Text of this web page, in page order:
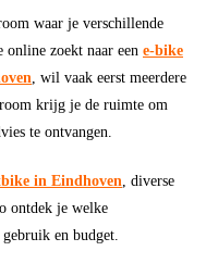
waar je verschillende
zoekt naar een e-bike
, wil vaak eerst meerdere
krijg je de ruimte om
te ontvangen.
in Eindhoven , diverse
ontdek je welke
en budget.